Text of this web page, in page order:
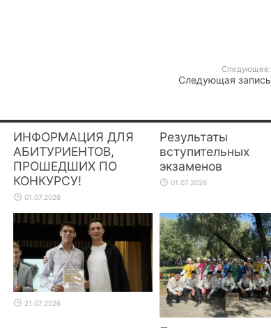
Следующее:
Следующая запись
ИНФОРМАЦИЯ ДЛЯ
АБИТУРИЕНТОВ,
ПРОШЕДШИХ ПО
КОНКУРСУ!
01.07.2026
Результаты
вступительных
экзаменов
01.07.2026
21.07.2026